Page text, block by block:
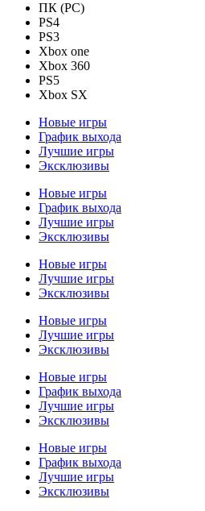
ПК (PC)
PS4
PS3
Xbox one
Xbox 360
PS5
Xbox SX
Новые игры
График выхода
Лучшие игры
Эксклюзивы
Новые игры
График выхода
Лучшие игры
Эксклюзивы
Новые игры
Лучшие игры
Эксклюзивы
Новые игры
Лучшие игры
Эксклюзивы
Новые игры
График выхода
Лучшие игры
Эксклюзивы
Новые игры
График выхода
Лучшие игры
Эксклюзивы